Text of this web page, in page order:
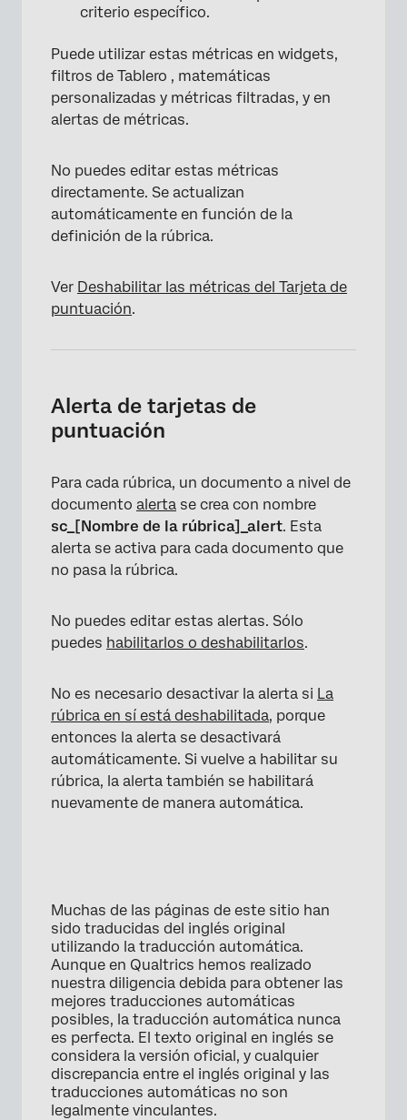
criterio específico.
Puede utilizar estas métricas en widgets,
filtros de Tablero , matemáticas
personalizadas y métricas filtradas, y en
alertas de métricas.
No puedes editar estas métricas
directamente. Se actualizan
automáticamente en función de la
definición de la rúbrica.
Ver Deshabilitar las métricas del Tarjeta de
puntuación.
Alerta de tarjetas de
puntuación
Para cada rúbrica, un documento a nivel de
documento alerta se crea con nombre
sc_[Nombre de la rúbrica]_alert. Esta
alerta se activa para cada documento que
no pasa la rúbrica.
No puedes editar estas alertas. Sólo
puedes habilitarlos o deshabilitarlos.
No es necesario desactivar la alerta si La
rúbrica en sí está deshabilitada, porque
entonces la alerta se desactivará
automáticamente. Si vuelve a habilitar su
rúbrica, la alerta también se habilitará
nuevamente de manera automática.
Muchas de las páginas de este sitio han
sido traducidas del inglés original
utilizando la traducción automática.
Aunque en Qualtrics hemos realizado
nuestra diligencia debida para obtener las
mejores traducciones automáticas
posibles, la traducción automática nunca
es perfecta. El texto original en inglés se
considera la versión oficial, y cualquier
discrepancia entre el inglés original y las
traducciones automáticas no son
legalmente vinculantes.